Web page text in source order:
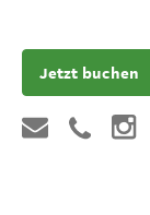
Jetzt buchen